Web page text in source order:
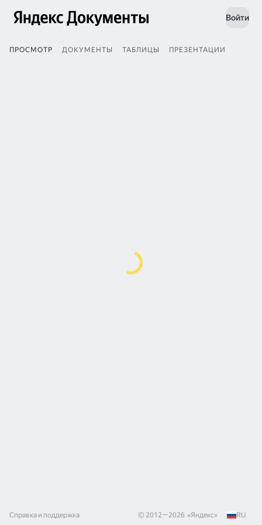
Войти
ПРОСМОТР ДОКУМЕНТЫ ТАБЛИЦЫ ПРЕЗЕНТАЦИИ
Справка и поддержка © 2012—2026 «Яндекс» RU